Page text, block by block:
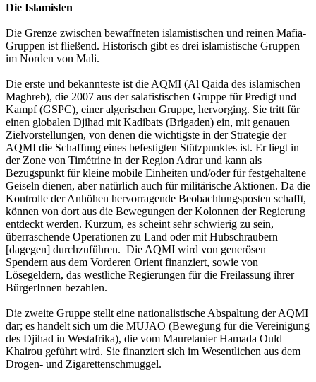
Die Islamisten
Die Grenze zwischen bewaffneten islamistischen und reinen Mafia-
Gruppen ist fließend. Historisch gibt es drei islamistische Gruppen
im Norden von Mali.
Die erste und bekannteste ist die AQMI (Al Qaida des islamischen
Maghreb), die 2007 aus der salafistischen Gruppe für Predigt und
Kampf (GSPC), einer algerischen Gruppe, hervorging. Sie tritt für
einen globalen Djihad mit Kadibats (Brigaden) ein, mit genauen
Zielvorstellungen, von denen die wichtigste in der Strategie der
AQMI die Schaffung eines befestigten Stützpunktes ist. Er liegt in
der Zone von Timétrine in der Region Adrar und kann als
Bezugspunkt für kleine mobile Einheiten und/oder für festgehaltene
Geiseln dienen, aber natürlich auch für militärische Aktionen. Da die
Kontrolle der Anhöhen hervorragende Beobachtungsposten schafft,
können von dort aus die Bewegungen der Kolonnen der Regierung
entdeckt werden. Kurzum, es scheint sehr schwierig zu sein,
überraschende Operationen zu Land oder mit Hubschraubern
[dagegen] durchzuführen. Die AQMI wird von generösen
Spendern aus dem Vorderen Orient finanziert, sowie von
Lösegeldern, das westliche Regierungen für die Freilassung ihrer
BürgerInnen bezahlen.
Die zweite Gruppe stellt eine nationalistische Abspaltung der AQMI
dar; es handelt sich um die MUJAO (Bewegung für die Vereinigung
des Djihad in Westafrika), die vom Mauretanier Hamada Ould
Khairou geführt wird. Sie finanziert sich im Wesentlichen aus dem
Drogen- und Zigarettenschmuggel.